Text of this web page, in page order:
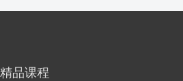
精品课程